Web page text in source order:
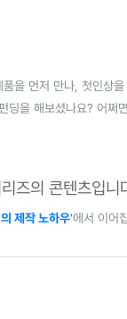
을 먼저 만나, 첫인상
을 해보셨나요? 어쩌
즈의 콘텐츠입니
제작 노하우'에서 이어